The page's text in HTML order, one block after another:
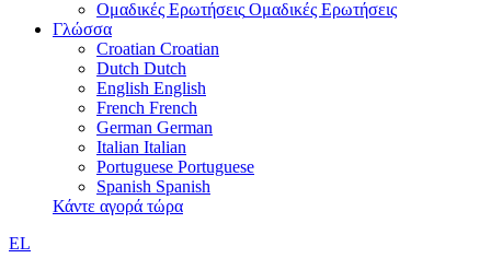
Ομαδικές Ερωτήσεις Ομαδικές Ερωτήσεις
Γλώσσα
Croatian Croatian
Dutch Dutch
English English
French French
German German
Italian Italian
Portuguese Portuguese
Spanish Spanish
Κάντε αγορά τώρα
EL